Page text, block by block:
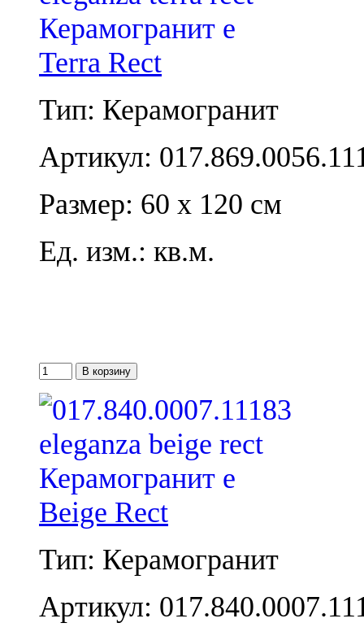
Terra Rect
Тип: Керамогранит
Артикул:
Размер: 60 x 120 см
Ед. изм.: кв.м.
Beige Rect
Тип: Керамогранит
Артикул: